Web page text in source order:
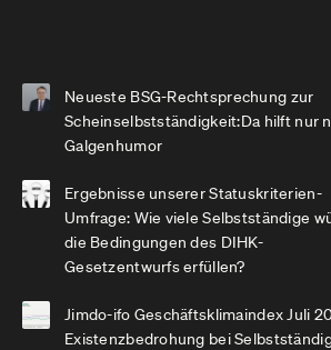
Neueste BSG-Rechtsprechung zur
Scheinselbstständigkeit:Da hilft nur
Galgenhumor
Ergebnisse unserer Statuskriterien-
Umfrage: Wie viele Selbstständige
die Bedingungen des DIHK-
Gesetzentwurfs erfüllen?
Jimdo-ifo Geschäftsklimaindex Juli
Existenzbedrohung bei